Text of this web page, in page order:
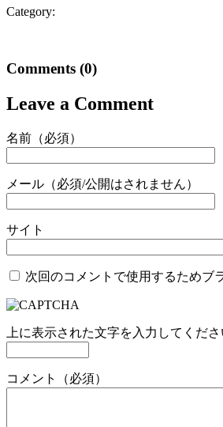
Category:
Comments (0)
Leave a Comment
名前（必須）
メール（必須/公開はされません）
サイト
次回のコメントで使用するためブ
上に表示された文字を入力してくださ
コメント（必須）